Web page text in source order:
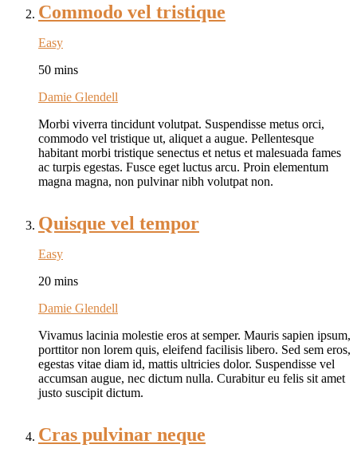
Commodo vel tristique
Easy
50 mins
Damie Glendell
Morbi viverra tincidunt volutpat. Suspendisse metus orci,
commodo vel tristique ut, aliquet a augue. Pellentesque
habitant morbi tristique senectus et netus et malesuada fames
ac turpis egestas. Fusce eget luctus arcu. Proin elementum
magna magna, non pulvinar nibh volutpat non.
Quisque vel tempor
Easy
20 mins
Damie Glendell
Vivamus lacinia molestie eros at semper. Mauris sapien ipsum,
porttitor non lorem quis, eleifend facilisis libero. Sed sem eros,
egestas vitae diam id, mattis ultricies dolor. Suspendisse vel
accumsan augue, nec dictum nulla. Curabitur eu felis sit amet
justo suscipit dictum.
Cras pulvinar neque